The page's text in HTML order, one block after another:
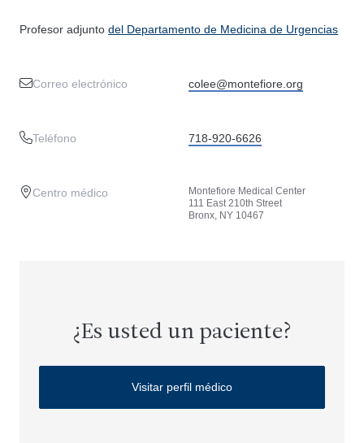
Profesor adjunto del Departamento de Medicina de Urgencias
Correo electrónico colee@montefiore.org
Teléfono 718-920-6626
Centro médico
Montefiore Medical Center
111 East 210th Street
Bronx, NY 10467
¿Es usted un paciente?
Visitar perfil médico